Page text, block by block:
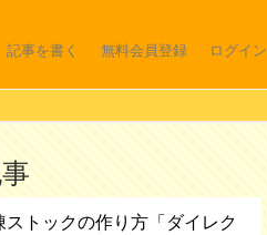
記事を書く 無料会員登録 ログイン
トックの作り方「ダイレク